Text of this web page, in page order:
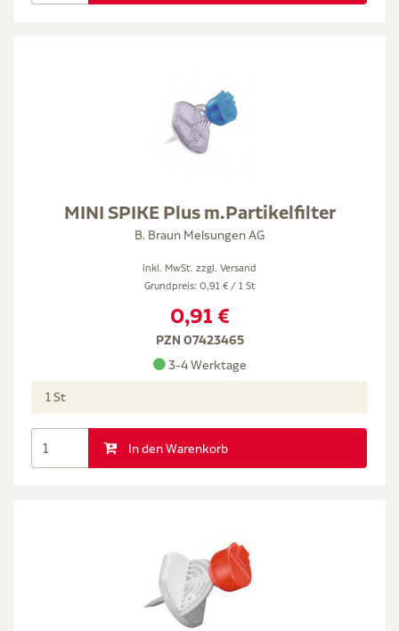
MINI SPIKE Plus m.Partikelfilter
B. Braun Melsungen AG
inkl. MwSt. zzgl. Versand
Grundpreis: 0,91 € / 1 St
0,91 €
PZN 07423465
3-4 Werktage
1 St
In den Warenkorb